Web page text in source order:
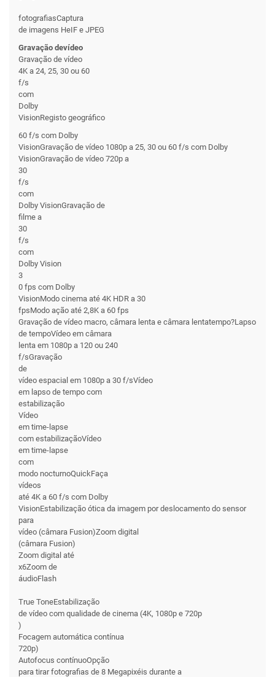
fotografiasCaptura
de imagens HeIF e JPEG
Gravação devídeo
Gravação de vídeo
4K a 24, 25, 30 ou 60
f/s
com
Dolby
VisionRegisto geográfico
60 f/s com Dolby
VisionGravação de vídeo 1080p a 25, 30 ou 60 f/s com Dolby
VisionGravação de vídeo 720p a
30
f/s
com
Dolby VisionGravação de
filme a
30
f/s
com
Dolby Vision
3
0 fps com Dolby
VisionModo cinema até 4K HDR a 30
fpsModo ação até 2,8K a 60 fps
Gravação de vídeo macro, câmara lenta e câmara lentatempo?Lapso
de tempoVídeo em câmara
lenta em 1080p a 120 ou 240
f/sGravação
de
vídeo espacial em 1080p a 30 f/sVídeo
em lapso de tempo com
estabilização
Vídeo
em time-lapse
com estabilizaçãoVídeo
em time-lapse
com
modo nocturnoQuickFaça
vídeos
até 4K a 60 f/s com Dolby
VisionEstabilização ótica da imagem por deslocamento do sensor
para
vídeo (câmara Fusion)Zoom digital
(câmara Fusion)
Zoom digital até
x6Zoom de
áudioFlash
True ToneEstabilização
de vídeo com qualidade de cinema (4K, 1080p e 720p
)
Focagem automática contínua
720p)
Autofocus contínuoOpção
para tirar fotografias de 8 Megapixéis durante a